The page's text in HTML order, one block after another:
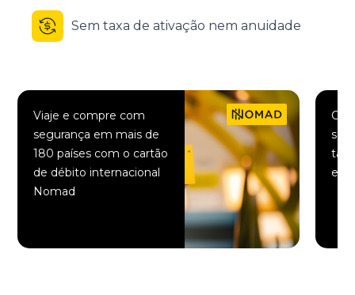
Sem taxa de ativação nem anuidade
Viaje e compre com
segurança em mais de
180 países com o cartão
de débito internacional
Nomad